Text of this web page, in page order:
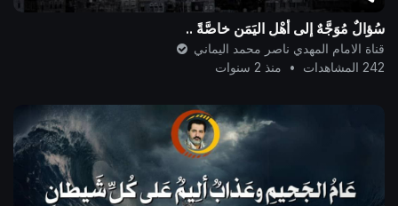
سُؤالٌ مُوَجَّهٌ إلى أهْلِ اليَمَن خاصَّةً ..
قناة الامام المهدي ناصر محمد اليماني
242 المشاهدات
• منذ 2 سنوات